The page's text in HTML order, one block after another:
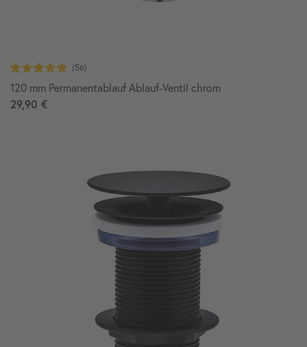
120 mm Permanentablauf Ablauf-Ventil chrom
29,90 €